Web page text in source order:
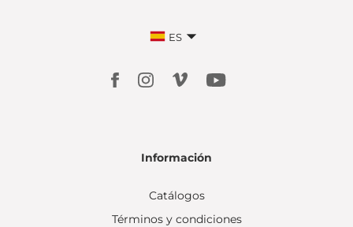
ES
Información
Catálogos
Términos y condiciones